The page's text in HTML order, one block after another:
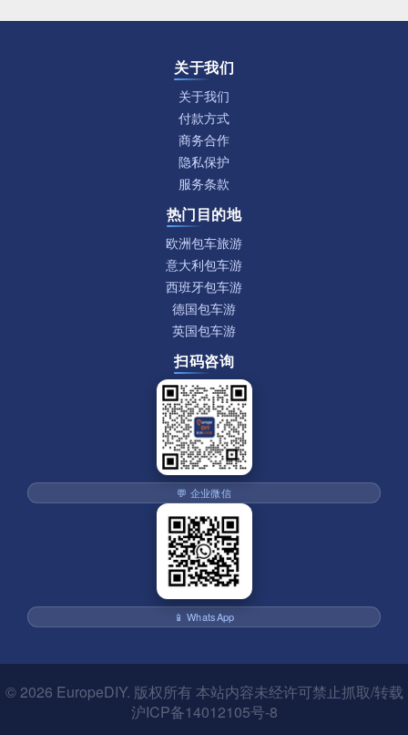
关于我们
关于我们
付款方式
商务合作
隐私保护
服务条款
热门目的地
欧洲包车旅游
意大利包车游
西班牙包车游
德国包车游
英国包车游
扫码咨询
💬 企业微信
📱 WhatsApp
© 2026 EuropeDIY. 版权所有 本站内容未经许可禁止抓取/转载
沪ICP备14012105号-8